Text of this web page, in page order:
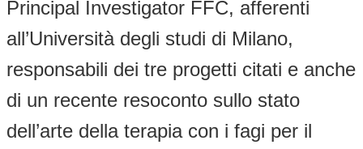
Principal Investigator FFC, afferenti
all’Università degli studi di Milano,
responsabili dei tre progetti citati e anche
di un recente resoconto sullo stato
dell’arte della terapia con i fagi per il